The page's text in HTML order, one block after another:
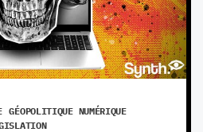
GÉOPOLITIQUE NUMÉRIQUE